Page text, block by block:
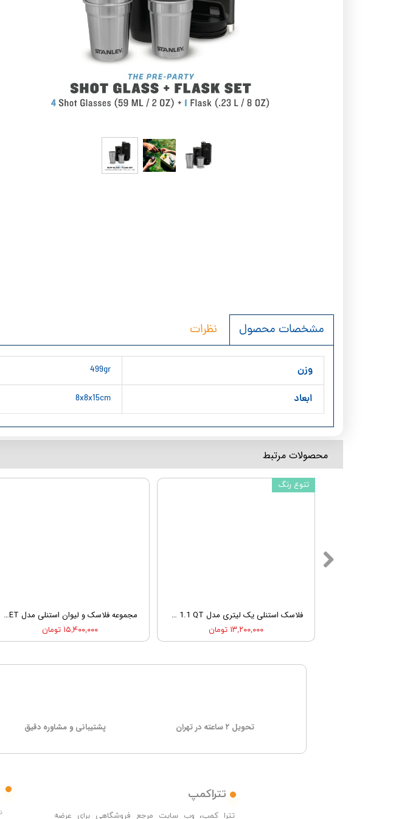
لدرمن - Leatherman
لکی - Leki
کانتیگو- Contigo
مشخصات محصول نظرات
وزن 499gr
ابعاد 8x8x15cm
​محصولات مرتبط
مجموعه فلاسک و لیوان استنلی مدل STANLEY ADVENTURE PRE-PARTY SHOT GLASS + FLASK SET
۱۵,۴۰۰,۰۰۰ تومان
فلاسک استنلی یک لیتری مدل STANLY CLASSIC VACUUM BOTTLE 1.1 QT
۱۳,۲۰۰,۰۰۰ تومان
تنوع رنگ
تترا کمپ، وب سایت مرجع فروشگاهی برای عرضه
تتراکمپ
تحویل ۲ ساعته در تهران پشتیبانی و مشاوره دقیق